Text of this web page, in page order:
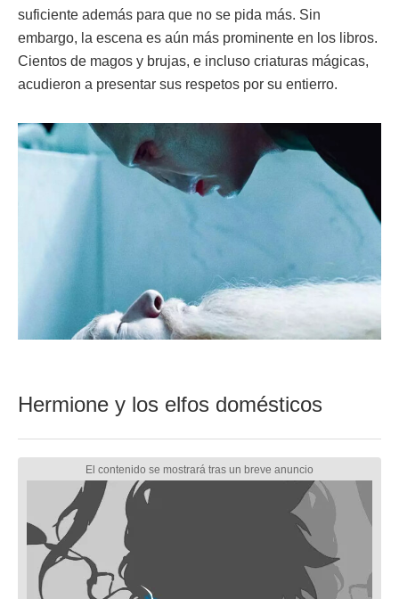
suficiente además para que no se pida más. Sin
embargo, la escena es aún más prominente en los libros.
Cientos de magos y brujas, e incluso criaturas mágicas,
acudieron a presentar sus respetos por su entierro.
Hermione y los elfos domésticos